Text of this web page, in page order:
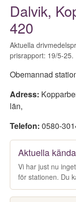
Dalvik,
420
Aktuella
prisrapport: 19/5-25.
Obemannad
Adress:
län,
Telefon: 0580-
Aktuella
Vi har just nu
för stationen. Du